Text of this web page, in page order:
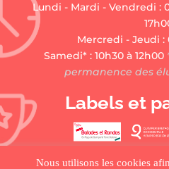
Lundi - Mardi - Vendredi :
Mercredi - Jeudi :
Samedi* : 10h30 à 12h00
permanence des
Labels et
Nous utilisons les cookies